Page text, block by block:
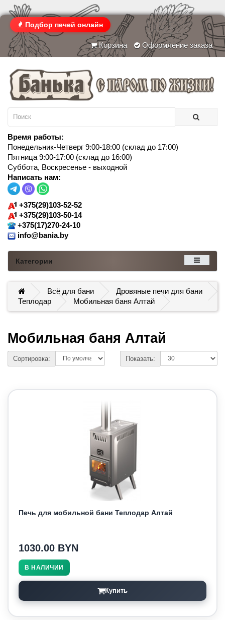
Подбор печей онлайн
Корзина Оформление заказа
Время работы:
Понедельник-Четверг 9:00-18:00 (склад до 17:00)
Пятница 9:00-17:00 (склад до 16:00)
Суббота, Воскресенье - выходной
Написать нам:
+375(29)103-52-52
+375(29)103-50-14
+375(17)270-24-10
info@bania.by
Категории
Всё для бани
Дровяные печи для бани
Теплодар
Мобильная баня Алтай
Мобильная баня Алтай
Сортировка: Показать:
Печь для мобильной бани Теплодар Алтай
1030.00 BYN
В НАЛИЧИИ
Купить